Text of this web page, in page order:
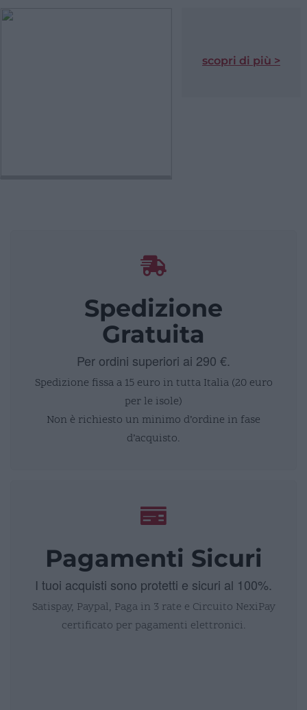
scopri di più >
Spedizione
Gratuita
Per ordini superiori ai 290 €.
Spedizione fissa a 15 euro in tutta Italia (20 euro
per le isole)
Non è richiesto un minimo d’ordine in fase
d’acquisto.
Pagamenti Sicuri
I tuoi acquisti sono protetti e sicuri al 100%.
Satispay, Paypal, Paga in 3 rate e Circuito NexiPay
certificato per pagamenti elettronici.